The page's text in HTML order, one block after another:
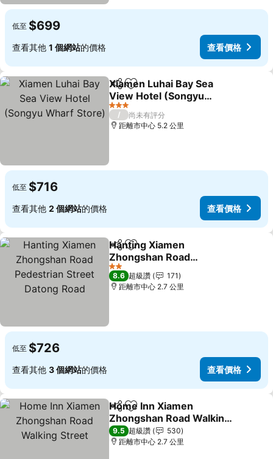
低至 $699
查看其他 1 個網站的價格 查看價格
分享 加入我的最愛
Xiamen Luhai Bay Sea
View Hotel (Songyu
Wharf Store)
3 星級
/
尚未有評分
距離市中心 5.2 公里
低至 $716
查看其他 2 個網站的價格 查看價格
分享 加入我的最愛
Hanting Xiamen
Zhongshan Road
Pedestrian Street Datong
Road
2 星級
8.6 超級讚
171
距離市中心 2.7 公里
低至 $726
查看其他 3 個網站的價格 查看價格
分享 加入我的最愛
Home Inn Xiamen
Zhongshan Road Walking
Street
9.5 超級讚
530
距離市中心 2.7 公里